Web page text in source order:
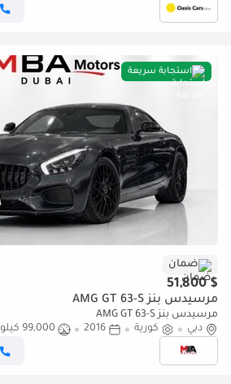
استجابة سريعة
ضمان
$ 51,800
مرسيدس بنز AMG GT 63-S
مرسيدس بنز AMG GT 63-S
دبي
كورية 2016
99,000 كيلومتر